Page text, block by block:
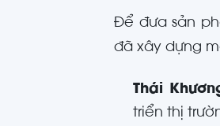
Để đưa sản
đã xây dựng
Thái
triển thị